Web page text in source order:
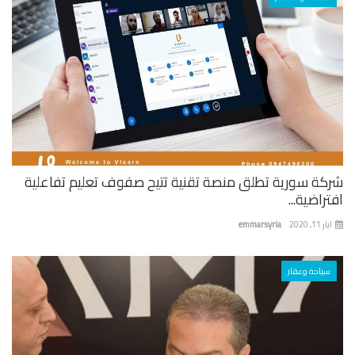
سورية تطلق منصة تقنية تتيح صفوف تعليم تفاعلية
emmarsyria
سياحة وعقار